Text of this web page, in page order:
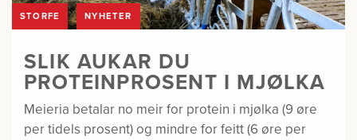
STORFE NYHETER
SLIK AUKAR DU
PROTEINPROSENT I MJØLKA
Meieria betalar no meir for protein i mjølka (9 øre
per tidels prosent) og mindre for feitt (6 øre per